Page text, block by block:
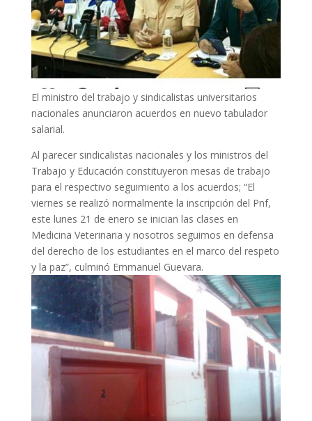
El ministro del trabajo y sindicalistas universitarios
nacionales anunciaron acuerdos en nuevo tabulador
salarial.
Al parecer sindicalistas nacionales y los ministros del
Trabajo y Educación constituyeron mesas de trabajo
para el respectivo seguimiento a los acuerdos; “El
viernes se realizó normalmente la inscripción del Pnf,
este lunes 21 de enero se inician las clases en
Medicina Veterinaria y nosotros seguimos en defensa
del derecho de los estudiantes en el marco del respeto
y la paz”, culminó Emmanuel Guevara.